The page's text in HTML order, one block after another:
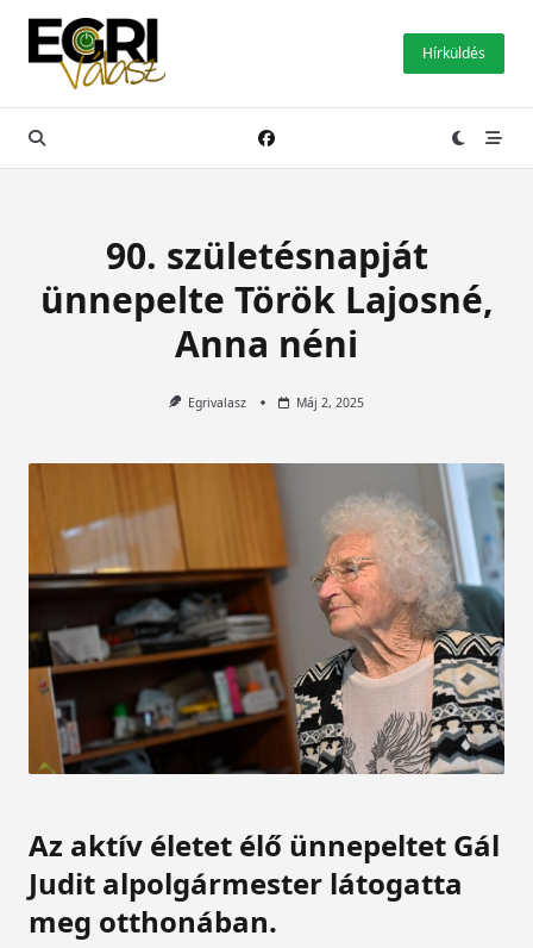
Skip
content
Hírküldés
90. születésnapját
ünnepelte Török Lajosné,
Anna néni
Egrivalasz Máj 2, 2025
Az aktív életet élő ünnepeltet Gál
Judit alpolgármester látogatta
meg otthonában.